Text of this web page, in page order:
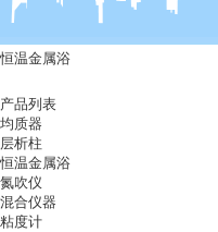
恒温金属浴
产品列表
均质器
层析柱
恒温金属浴
氮吹仪
混合仪器
粘度计